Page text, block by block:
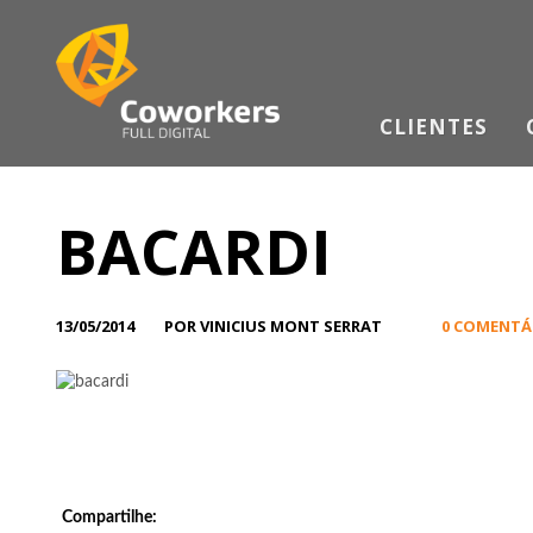
CLIENTES
BACARDI
13/05/2014 POR VINICIUS MONT SERRAT 0
Compartilhe: